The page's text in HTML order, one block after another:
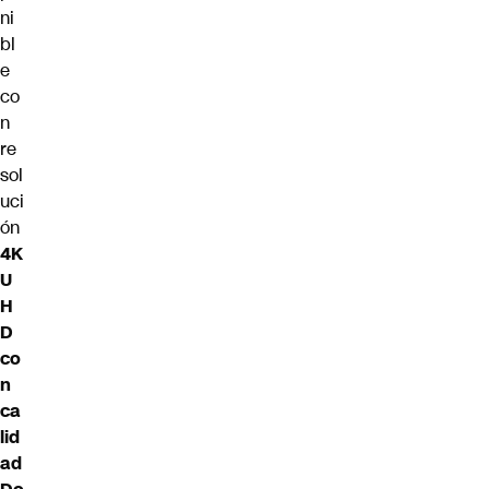
ni
bl
e
co
n
re
sol
uci
ón
4K
U
H
D
co
n
ca
lid
ad